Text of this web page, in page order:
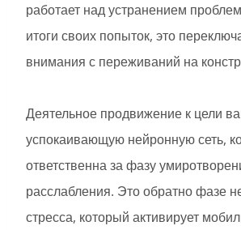
работает над устранением
итоги своих попыток, это
внимания с переживаний на
Деятельное продвижение к цели
успокаивающую нейронную сеть,
ответственна за фазу
расслабления. Это обратно фазе
стресса, который активирует